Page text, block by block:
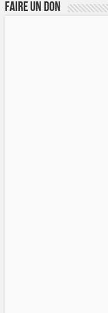
FAIRE UN DON